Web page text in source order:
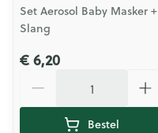
Set Aerosol Baby Masker +
Slang
€ 6,20
Bestel